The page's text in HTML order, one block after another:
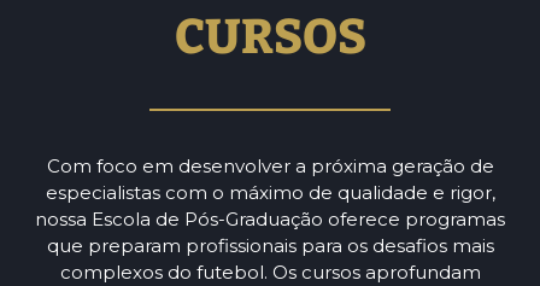
CURSOS
Com foco em desenvolver a próxima geração de
especialistas com o máximo de qualidade e rigor,
nossa Escola de Pós-Graduação oferece programas
que preparam profissionais para os desafios mais
complexos do futebol. Os cursos aprofundam